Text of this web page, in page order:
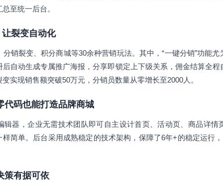
至统一后台。
裂变自动化
销裂变、积分商城等30余种营销玩法。其中，“一键分销”功能
自动生成专属推广海报，分享即锁定上下级关系，佣金结算全
实现销售额突破50万元，分销员数量从零增长至2000人。
代码也能打造品牌商城
辑器，企业无需技术团队即可自主设计首页、活动页、商品详情
简单。后台采用成熟稳定的技术架构，保障了6年+的稳定运行
策有据可依